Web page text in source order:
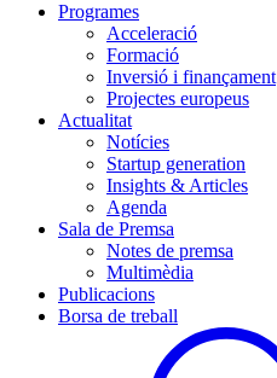
Programes
Acceleració
Formació
Inversió i finançament
Projectes europeus
Actualitat
Notícies
Startup generation
Insights & Articles
Agenda
Sala de Premsa
Notes de premsa
Multimèdia
Publicacions
Borsa de treball